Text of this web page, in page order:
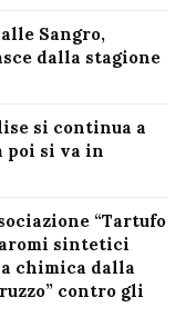
Sangro,
dalla stagione
si continua a
poi si va in
“Tartufo
sintetici
chimica dalla
contro gli